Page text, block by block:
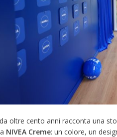
da oltre cento anni racconta una
NIVEA Creme: un colore, un